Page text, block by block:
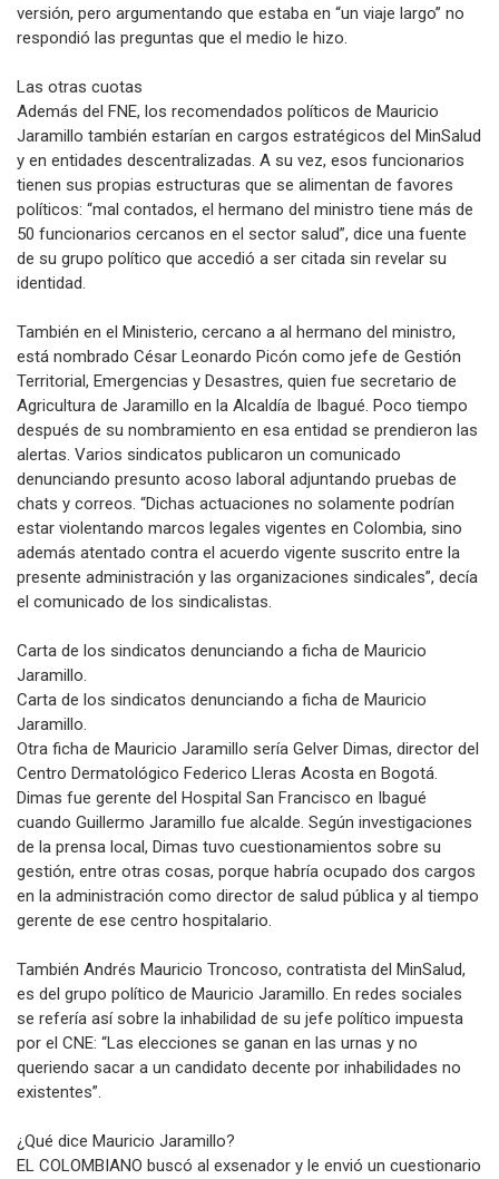
versión, pero argumentando que estaba en “un viaje largo” no
respondió las preguntas que el medio le hizo.
Las otras cuotas
Además del FNE, los recomendados políticos de Mauricio
Jaramillo también estarían en cargos estratégicos del MinSalud
y en entidades descentralizadas. A su vez, esos funcionarios
tienen sus propias estructuras que se alimentan de favores
políticos: “mal contados, el hermano del ministro tiene más de
50 funcionarios cercanos en el sector salud”, dice una fuente
de su grupo político que accedió a ser citada sin revelar su
identidad.
También en el Ministerio, cercano a al hermano del ministro,
está nombrado César Leonardo Picón como jefe de Gestión
Territorial, Emergencias y Desastres, quien fue secretario de
Agricultura de Jaramillo en la Alcaldía de Ibagué. Poco tiempo
después de su nombramiento en esa entidad se prendieron las
alertas. Varios sindicatos publicaron un comunicado
denunciando presunto acoso laboral adjuntando pruebas de
chats y correos. “Dichas actuaciones no solamente podrían
estar violentando marcos legales vigentes en Colombia, sino
además atentado contra el acuerdo vigente suscrito entre la
presente administración y las organizaciones sindicales”, decía
el comunicado de los sindicalistas.
Carta de los sindicatos denunciando a ficha de Mauricio
Jaramillo.
Carta de los sindicatos denunciando a ficha de Mauricio
Jaramillo.
Otra ficha de Mauricio Jaramillo sería Gelver Dimas, director del
Centro Dermatológico Federico Lleras Acosta en Bogotá.
Dimas fue gerente del Hospital San Francisco en Ibagué
cuando Guillermo Jaramillo fue alcalde. Según investigaciones
de la prensa local, Dimas tuvo cuestionamientos sobre su
gestión, entre otras cosas, porque habría ocupado dos cargos
en la administración como director de salud pública y al tiempo
gerente de ese centro hospitalario.
También Andrés Mauricio Troncoso, contratista del MinSalud,
es del grupo político de Mauricio Jaramillo. En redes sociales
se refería así sobre la inhabilidad de su jefe político impuesta
por el CNE: “Las elecciones se ganan en las urnas y no
queriendo sacar a un candidato decente por inhabilidades no
existentes”.
¿Qué dice Mauricio Jaramillo?
EL COLOMBIANO buscó al exsenador y le envió un cuestionario